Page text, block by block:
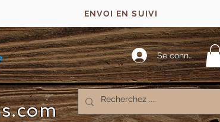
ENVOI EN SUIVI
Se connecter